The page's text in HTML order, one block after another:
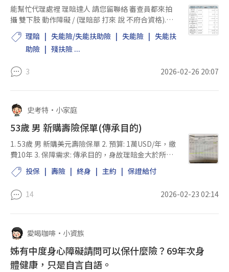
能幫忙代理處裡 理賠達人 請您留聯絡 審查員都來拍
攝 雙下肢 動作障礙 / (理賠部 打來 說 不府合資格).醫
生已幫申請好 身心障礙 第七類 輕度 診斷證明 最後一
張 一年治療後 請醫生開證明 寫了 永久性遺存顯著運
理賠 失能險/失能扶助險 失能險
失能扶
助險
殘扶險 ...
3 2026-02-26 20:07
史考特 • 小家庭
53歲 男 新購壽險保單(傳承目的)
1. 53歲 男 新購美元壽險保單 2. 預算: 1萬USD/年，繳
費10年 3. 保障需求: 傳承目的，身故理賠金大於所繳
保費 3倍 4. 其他: 受益人除了家人外，也寫照顧長輩的
友人 5. 附件為銀行理專推薦的產品
投保 壽險 終身 主約 保證給付
14 2026-02-23 02:14
愛喝咖啡 • 小資族
姊有中度身心障礙請問可以保什麼險？69年次身
體健康，只是自言自語。